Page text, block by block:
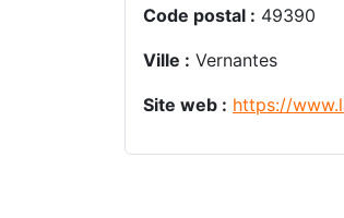
Code postal : 49390
Ville : Vernantes
Site web : https://